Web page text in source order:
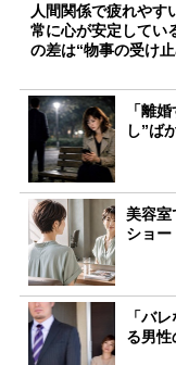
人間関係で疲れやす
常に心が安定してい
の差は“物事の受け
「離
し”ば
美容室
ショー
「バ
る男